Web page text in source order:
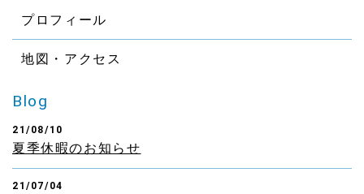
がございます。 また、大型連休に伴い帰省される可能性が
が 『特定警戒都道府県』にお住いの方の診療はお断りさ
します。
2020.04.23
『ご家庭でできるトレーニング指導』はじめました！スポ
ーツ選手はもちろん運動不足が気になる方やアンチエイジ
ングなどお一人お一人のご要望にお応えいたします！体幹
プロフィール
地図・アクセス
Blog
21/08/10
夏季休暇のお知らせ
21/07/04